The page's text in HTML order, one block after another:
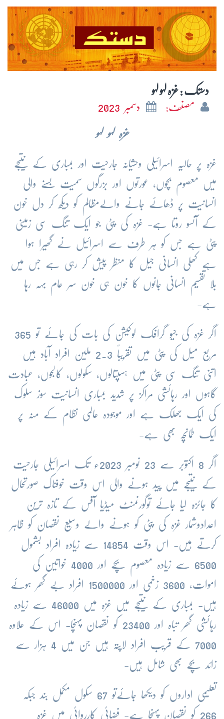
دستک : غزہ لہو لہو
مصنف: دسمبر 2023
غزہ لہو لہو
غزہ پر حالیہ اسرائیلی وحشیانہ جارحیت اور بمباری کے نتیجے
میں معصوم بچوں، عورتوں اور بزرگوں سمیت بسنے والی
انسانیت پر ڈھائے جانے والےمظالم کو دیکھ کر دل خون
کے آنسو روتا ہے- غزہ کی پٹی جو ایک تنگ سی زمینی
پٹی ہے جس کو ہر طرف سے اسرائیل نے گھیرا ہوا
ہے کھلی انسانی جیل کا منظر پیش کر رہی ہے جس میں
بلا تقسیم انسانی جانوں کا خون ہی خون سر عام بہہ رہا
ہے-
اگر غزہ کی جیو گرافک لوکیشن کی بات کی جائے تو 365
مربع میل کی پٹی میں تقریباً 2.3 ملین افراد آباد ہیں-
اتنی تنگ سی پٹی میں ہسپتالوں، سکولوں، کالجوں، عبادت
گاہوں اور رہائشی مراکز پر شدید بمباری انسانیت سوز سلوک
کی ایک جھلک ہے اور موجودہ عالمی نظام کے منہ پر
ایک طمانچہ بھی ہے-
اگر 8 اکتوبر سے 23 نومبر 2023ء تک اسرائیلی جارحیت
کے نتیجے میں پید ہونے والی اس وقت خوفناک صورتحال
کا جائزہ لیا جائے توگورنمنٹ میڈیا آفس کے تازہ ترین
اعدادوشمار غزہ کی پٹی کو ہونے والے وسیع نقصان کو ظاہر
کرتے ہیں- اس وقت 14854 سے زیادہ افراد بشمول
6500 سے زیادہ معصوم بچے اور 4000 خواتین کی
اموات، 3600 زخمی اور 1500000 افراد بے گھر ہوئے
ہیں- بمباری کے نتیجے میں غزہ میں 46000 سے زیادہ
رہائشی گھر تباہ اور 23400 کو نقصان پہنچا- اس کے علاوہ
7000 کے قریب افراد لاپتہ ہیں جن میں 4 ہزار سے
زائد بچے بھی شامل ہیں-
تعلیمی اداروں کو دیکھا جائےتو 67 سکول مکمل بند جبکہ
266 کو نقصان پہنچا ہے- فضائی کارروائی میں غزہ